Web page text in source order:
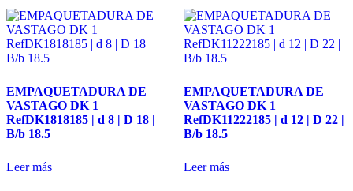
EMPAQUETADURA DE
VASTAGO DK 1
RefDK1818185 | d 8 | D 18 |
B/b 18.5
Leer más
EMPAQUETADURA DE
VASTAGO DK 1
RefDK11222185 | d 12 | D 22 |
B/b 18.5
Leer más
nuestro sitio,
aumentas la
posibilidad de
ver contenido y
personalizados.
Así verás lo que
realmente te
interesa.